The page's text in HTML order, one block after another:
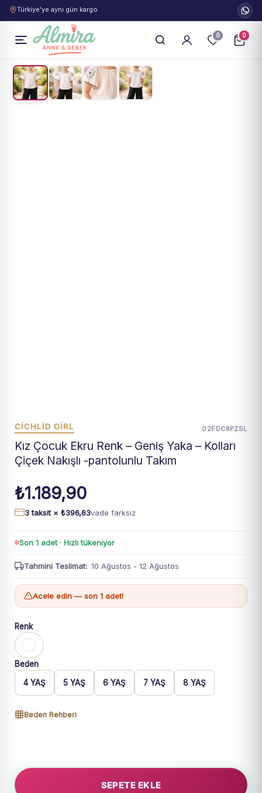
Türkiye'ye aynı gün kargo
0 0
1/4
CİCHLİD GİRL 02FDCRPZSL
Kız Çocuk Ekru Renk – Geniş Yaka – Kolları
Çiçek Nakışlı -pantolunlu Takım
₺1.189,90
3 taksit ×₺396,63vade farksız
Son 1 adet · Hızlı tükeniyor
Tahmini Teslimat: 10 Ağustos - 12 Ağustos
Acele edin — son 1 adet!
Renk
Beden
4 YAŞ
5 YAŞ 6 YAŞ 7 YAŞ 8 YAŞ
Beden Rehberi
Ekru
Renk
SEPETE EKLE